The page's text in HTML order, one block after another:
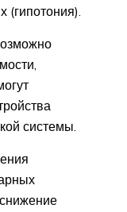
(гипотония).
системы.